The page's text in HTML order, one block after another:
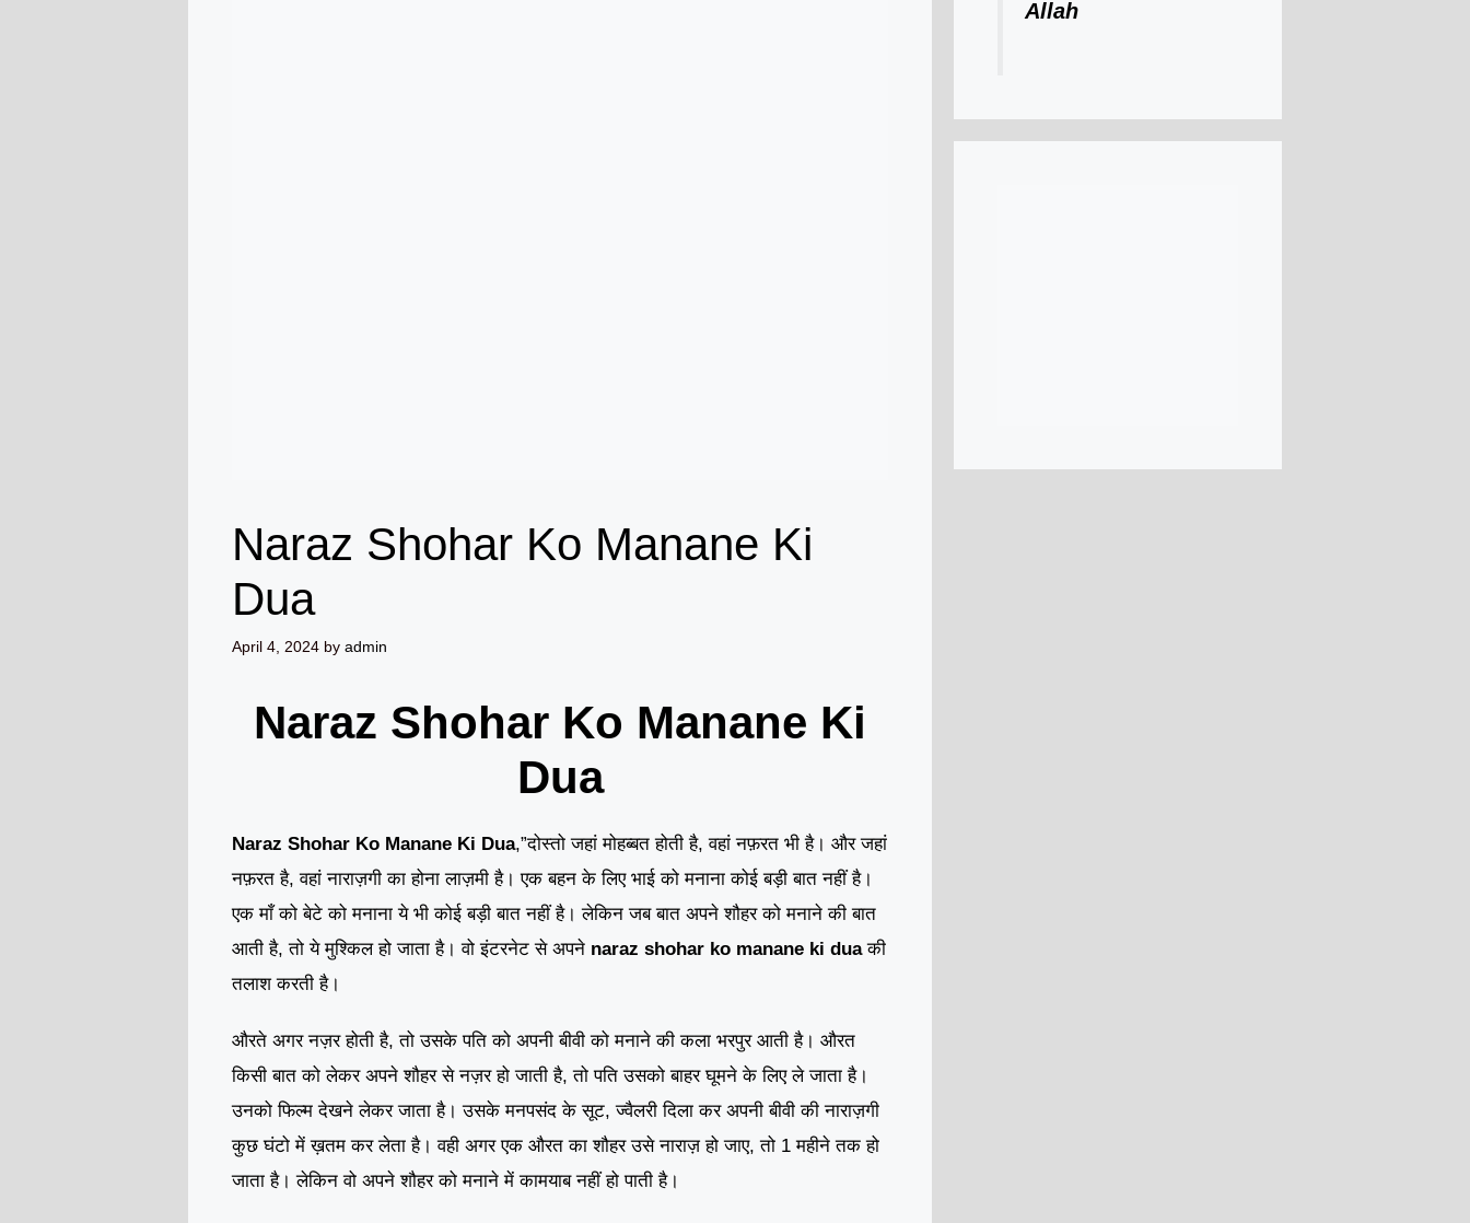
Naraz Shohar Ko Manane Ki
Dua
April 4, 2024 by admin
Naraz Shohar Ko Manane Ki
Dua
Naraz Shohar Ko Manane Ki Dua,”दोस्तो जहां मोहब्बत होती है, वहां नफ़रत भी है। और जहां
नफ़रत है, वहां नाराज़गी का होना लाज़मी है। एक बहन के लिए भाई को मनाना कोई बड़ी बात नहीं है।
एक माँ को बेटे को मनाना ये भी कोई बड़ी बात नहीं है। लेकिन जब बात अपने शौहर को मनाने की बात
आती है, तो ये मुश्किल हो जाता है। वो इंटरनेट से अपने naraz shohar ko manane ki duaकी
तलाश करती है।
औरते अगर नज़र होती है, तो उसके पति को अपनी बीवी को मनाने की कला भरपुर आती है। औरत
किसी बात को लेकर अपने शौहर से नज़र हो जाती है, तो पति उसको बाहर घूमने के लिए ले जाता है।
उनको फिल्म देखने लेकर जाता है। उसके मनपसंद के सूट, ज्वैलरी दिला कर अपनी बीवी की नाराज़गी
कुछ घंटो में ख़तम कर लेता है। वही अगर एक औरत का शौहर उसे नाराज़ हो जाए, तो 1 महीने तक हो
जाता है। लेकिन वो अपने शौहर को मनाने में कामयाब नहीं हो पाती है।
Allah